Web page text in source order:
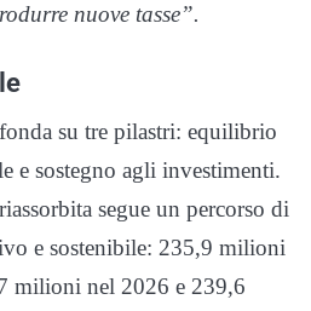
nuove tasse”.
su tre pilastri: equilibrio
e sostegno agli investimenti.
segue un percorso di
e sostenibile: 235,9 milioni
milioni nel 2026 e 239,6